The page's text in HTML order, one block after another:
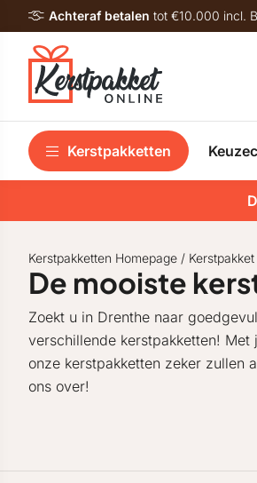
Achteraf betalen tot €10.000 incl.
Kerstpakketten
Kerstpakketten Homepage / Kerstpakket
De mooiste
Zoekt u in Drenthe naar
verschillende kerstpakketten!
onze kerstpakketten zeker zullen
ons over!